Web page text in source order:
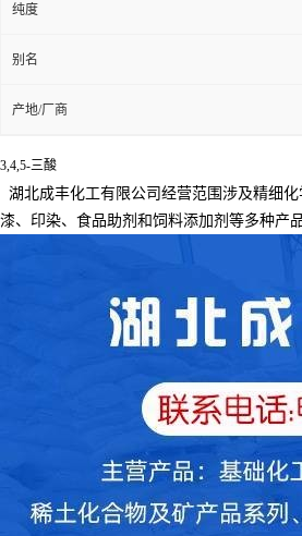
纯度
别名
产地/厂商
3,4,5-三酸
湖北成丰化工有限公司经营范围涉及精细
漆、印染、食品助剂和饲料添加剂等多种产